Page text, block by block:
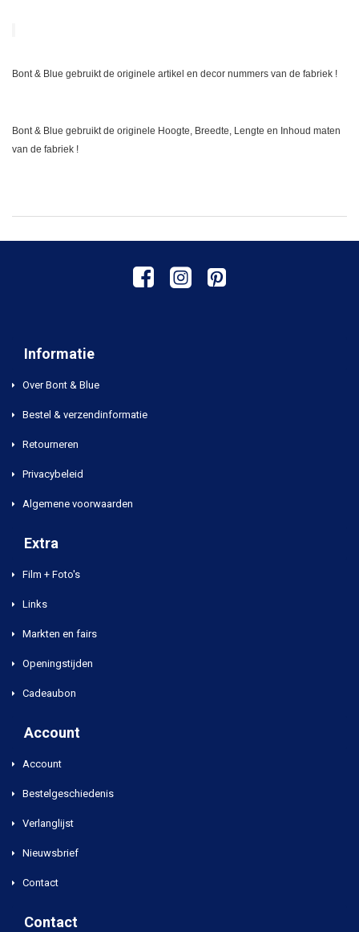
Bont & Blue gebruikt de originele artikel en decor nummers van de fabriek !
Bont & Blue gebruikt de originele Hoogte, Breedte, Lengte en Inhoud maten
van de fabriek !
Informatie
Over Bont & Blue
Bestel & verzendinformatie
Retourneren
Privacybeleid
Algemene voorwaarden
Extra
Film + Foto's
Links
Markten en fairs
Openingstijden
Cadeaubon
Account
Account
Bestelgeschiedenis
Verlanglijst
Nieuwsbrief
Contact
Contact